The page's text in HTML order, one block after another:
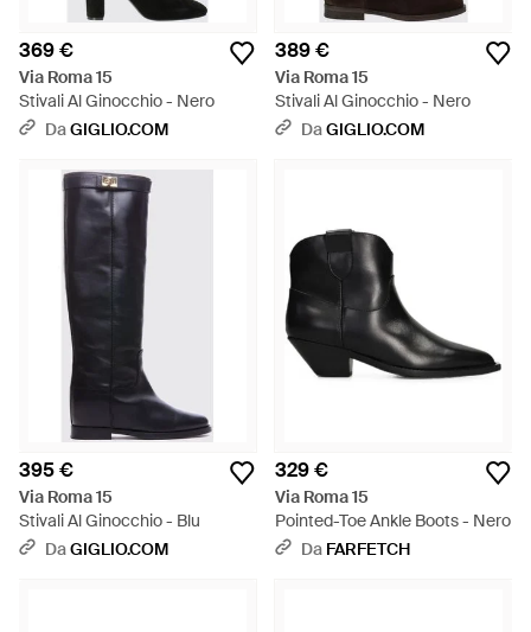
369 €
Via Roma 15
Stivali Al Ginocchio - Nero
DaGIGLIO.COM
389 €
Via Roma 15
Stivali Al Ginocchio - Nero
DaGIGLIO.COM
395 €
Via Roma 15
Stivali Al Ginocchio - Blu
DaGIGLIO.COM
329 €
Via Roma 15
Pointed-Toe Ankle Boots - Nero
Da FARFETCH